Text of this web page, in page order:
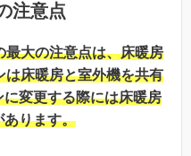
注意点
大の注意点は、床暖房
床暖房と室外機を共有
変更する際には床暖房
あります。